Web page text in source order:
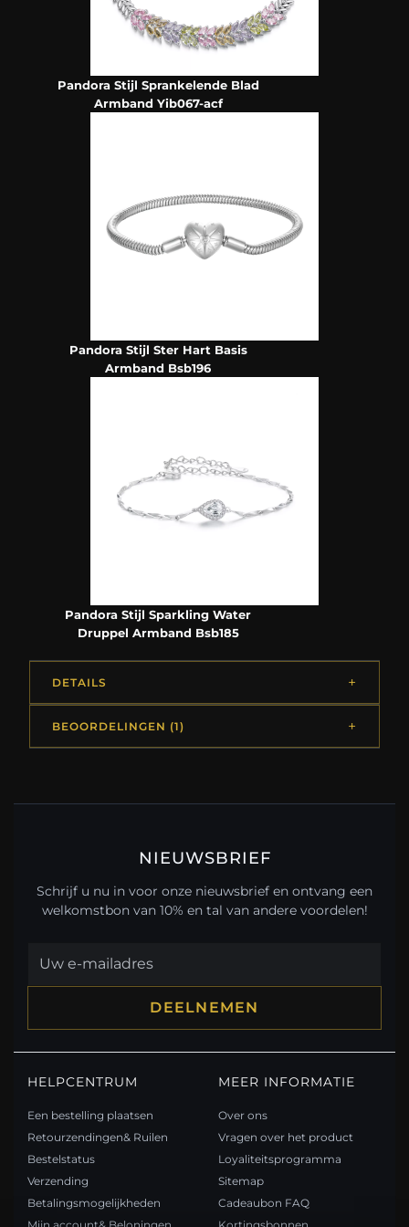
Pandora Stijl Sprankelende Blad
Armband Yib067-acf
Pandora Stijl Ster Hart Basis
Armband Bsb196
Pandora Stijl Sparkling Water
Druppel Armband Bsb185
DETAILS
BEOORDELINGEN (1)
NIEUWSBRIEF
Schrijf u nu in voor onze nieuwsbrief en ontvang een
welkomstbon van 10% en tal van andere voordelen!
DEELNEMEN
HELPCENTRUM
Een bestelling plaatsen
Retourzendingen& Ruilen
Bestelstatus
Verzending
Betalingsmogelijkheden
MEER INFORMATIE
Over ons
Vragen over het product
Loyaliteitsprogramma
Sitemap
Cadeaubon FAQ